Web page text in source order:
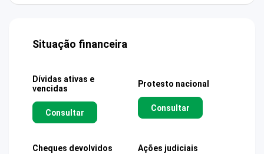
Situação financeira
Dívidas ativas e
vencidas
Consultar
Protesto nacional
Consultar
Cheques devolvidos Ações judiciais